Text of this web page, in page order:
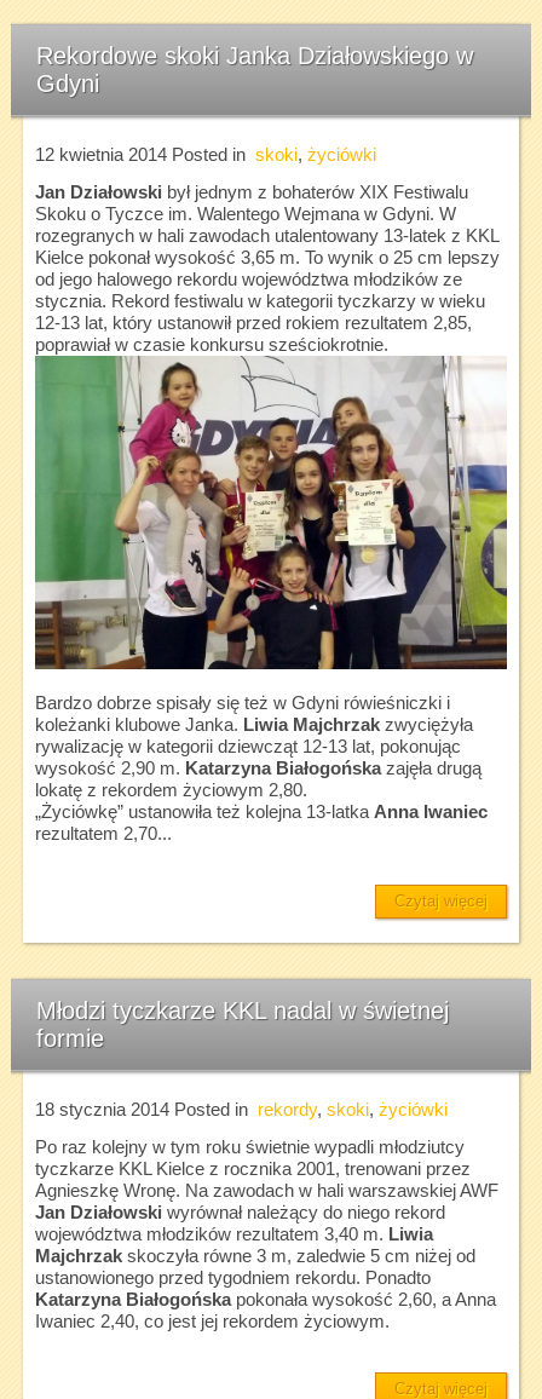
Rekordowe skoki Janka Działowskiego w
Gdyni
12 kwietnia 2014Posted in skoki, życiówki
Jan Działowski był jednym z bohaterów XIX Festiwalu
Skoku o Tyczce im. Walentego Wejmana w Gdyni. W
rozegranych w hali zawodach utalentowany 13-latek z KKL
Kielce pokonał wysokość 3,65 m. To wynik o 25 cm lepszy
od jego halowego rekordu województwa młodzików ze
stycznia. Rekord festiwalu w kategorii tyczkarzy w wieku
12-13 lat, który ustanowił przed rokiem rezultatem 2,85,
poprawiał w czasie konkursu sześciokrotnie.
Bardzo dobrze spisały się też w Gdyni rówieśniczki i
koleżanki klubowe Janka. Liwia Majchrzakzwyciężyła
rywalizację w kategorii dziewcząt 12-13 lat, pokonując
wysokość 2,90 m. Katarzyna Białogońskazajęła drugą
lokatę z rekordem życiowym 2,80.
„Życiówkę” ustanowiła też kolejna 13-latka Anna Iwaniec
rezultatem 2,70...
Czytaj więcej
Młodzi tyczkarze KKL nadal w świetnej
formie
18 stycznia 2014Posted in rekordy, skoki, życiówki
Po raz kolejny w tym roku świetnie wypadli młodziutcy
tyczkarze KKL Kielce z rocznika 2001, trenowani przez
Agnieszkę Wronę. Na zawodach w hali warszawskiej AWF
Jan Działowski wyrównał należący do niego rekord
województwa młodzików rezultatem 3,40 m. Liwia
Majchrzakskoczyła równe 3 m, zaledwie 5 cm niżej od
ustanowionego przed tygodniem rekordu. Ponadto
Katarzyna Białogońskapokonała wysokość 2,60, a Anna
Iwaniec 2,40, co jest jej rekordem życiowym.
Czytaj więcej